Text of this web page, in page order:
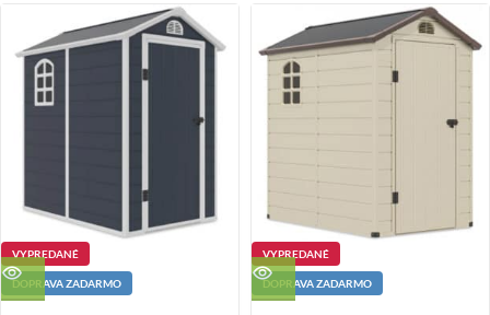
VYPREDANÉ
DOPRAVA ZADARMO
VYPREDANÉ
DOPRAVA ZADARMO